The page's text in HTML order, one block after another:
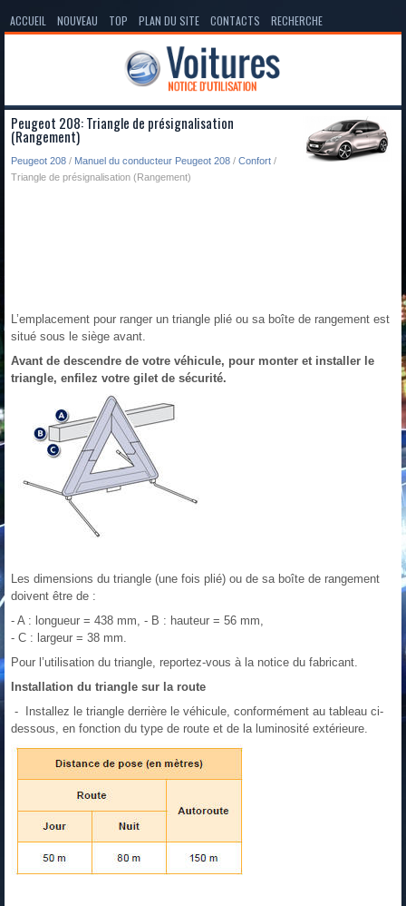
ACCUEIL NOUVEAU TOP PLAN DU SITE CONTACTS RECHERCHE
Peugeot 208: Triangle de présignalisation
(Rangement)
Peugeot 208 / Manuel du conducteur Peugeot 208 / Confort /
Triangle de présignalisation (Rangement)
L’emplacement pour ranger un triangle plié ou sa boîte de rangement est
situé sous le siège avant.
Avant de descendre de votre véhicule, pour monter et installer le
triangle, enfilez votre gilet de sécurité.
Les dimensions du triangle (une fois plié) ou de sa boîte de rangement
doivent être de :
- A : longueur = 438 mm, - B : hauteur = 56 mm,
- C : largeur = 38 mm.
Pour l’utilisation du triangle, reportez-vous à la notice du fabricant.
Installation du triangle sur la route
- Installez le triangle derrière le véhicule, conformément au tableau ci-
dessous, en fonction du type de route et de la luminosité extérieure.